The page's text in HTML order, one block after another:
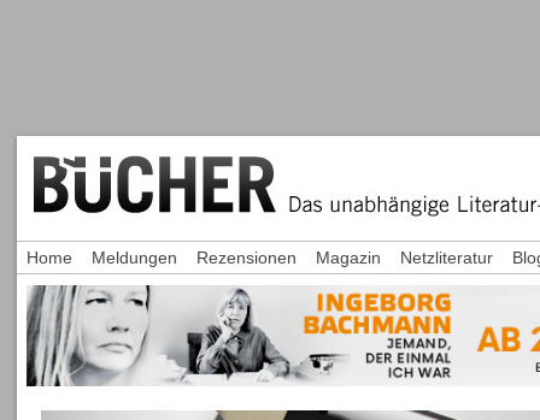
Home Meldungen Rezensionen Magazin Netzliteratur